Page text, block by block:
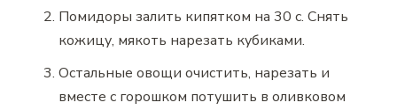
Помидоры залить кипятком на 30 с. Снять
кожицу, мякоть нарезать кубиками.
Остальные овощи очистить, нарезать и
вместе с горошком потушить в оливковом